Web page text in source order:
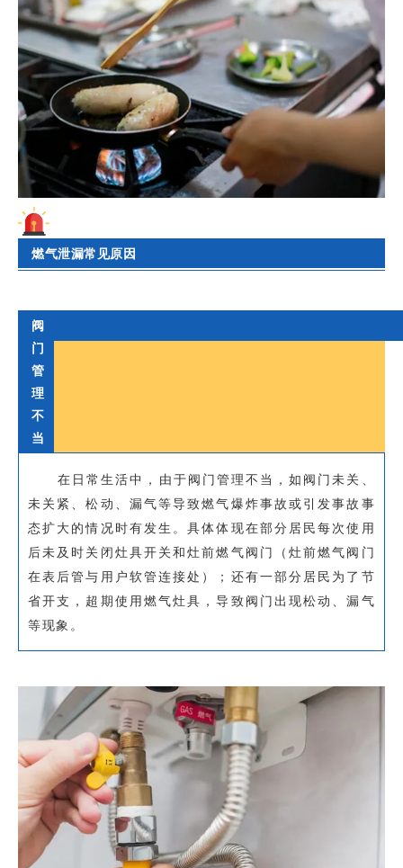
燃气泄漏常见原因
阀
门
管
理
不
当
在日常生活中，由于阀门管理不当，如阀门未关、
未关紧、松动、漏气等导致燃气爆炸事故或引发事故事
态扩大的情况时有发生。具体体现在部分居民每次使用
后未及时关闭灶具开关和灶前燃气阀门（灶前燃气阀门
在表后管与用户软管连接处）；还有一部分居民为了节
省开支，超期使用燃气灶具，导致阀门出现松动、漏气
等现象。